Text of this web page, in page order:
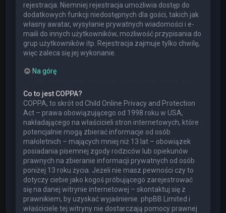
rejestracja. Niemniej rejestracja umożliwia dostęp do
dodatkowych funkcji niedostępnych dla gości, takich jak
własny awatar, wysyłanie prywatnych wiadomości i e-
maili do innych użytkowników, możliwość przypisania do
grup użytkowników itp. Rejestracja zajmuje tylko chwilę,
więc zaleca się jej wykonanie.
Na górę
Co to jest COPPA?
COPPA, to skrót od Child Online Privacy and Protection
Act – prawa obowiązującego od 1998 roku w USA,
nakładającego na właścicieli stron internetowych, które
potencjalnie mogą zbierać informacje od osób
małoletnich – mających mniej niż 13 lat – obowiązek
posiadania pisemnej zgody rodziców lub opiekunów
prawnych na zbieranie informacji prywatnych od osób
poniżej 13 roku życia. Jeżeli nie masz pewności czy to
dotyczy ciebie jako kogoś próbującego zarejestrować
się na danej witrynie internetowej – skontaktuj się z
prawnikiem, by uzyskać wyjaśnienie. phpBB Limited i
właściciele tej witryny nie dostarczają pomocy prawnej